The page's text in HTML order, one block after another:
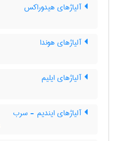
آلیاژهای هیدوراکس
آلیاژهای هوندا
آلیاژهای ایلیم
آلیاژهای ایندیم - سرب